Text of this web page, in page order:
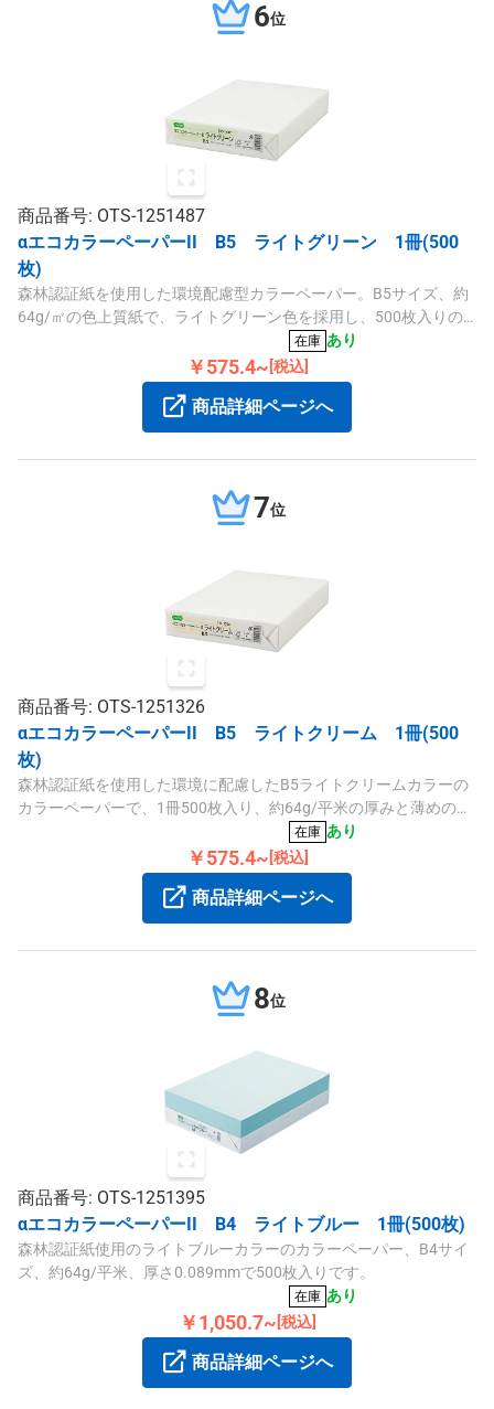
6位
商品番号: OTS-1251487
αエコカラーペーパーII B5 ライトグリーン 1冊(500
枚)
森林認証紙を使用した環境配慮型カラーペーパー。B5サイズ、約
64g/㎡の色上質紙で、ライトグリーン色を採用し、500枚入りの1
在庫 あり
￥575.4~ [税込]
商品詳細ページへ
7位
商品番号: OTS-1251326
αエコカラーペーパーII B5 ライトクリーム 1冊(500
枚)
森林認証紙を使用した環境に配慮したB5ライトクリームカラーの
カラーペーパーで、1冊500枚入り、約64g/平米の厚みと薄めの紙
在庫 あり
￥575.4~ [税込]
商品詳細ページへ
8位
商品番号: OTS-1251395
αエコカラーペーパーII B4 ライトブルー 1冊(500枚)
森林認証紙使用のライトブルーカラーのカラーペーパー、B4サイ
ズ、約64g/平米、厚さ0.089mmで500枚入りです。
在庫 あり
￥1,050.7~ [税込]
商品詳細ページへ